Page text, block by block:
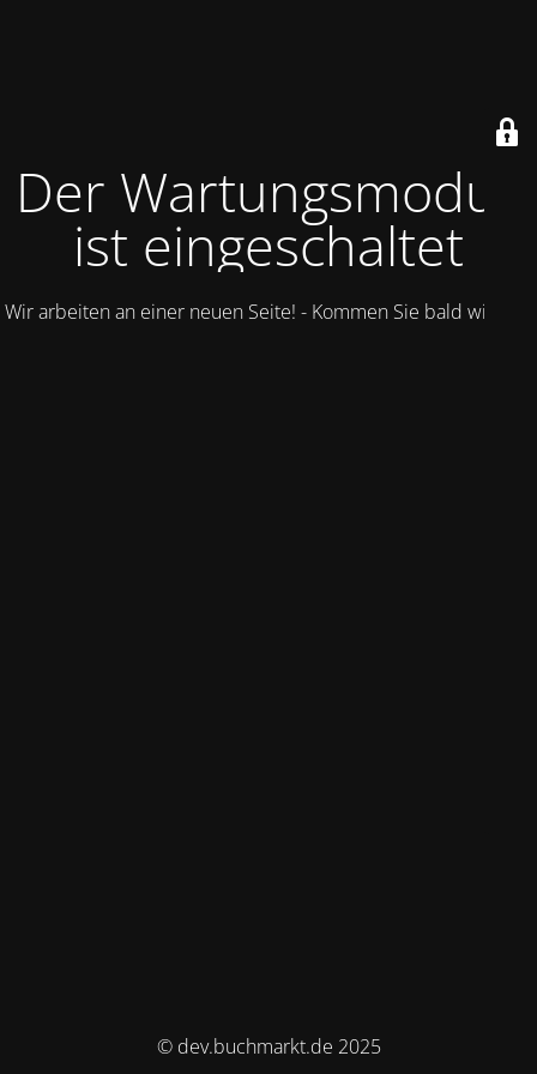
Der Wartungsmodus
ist eingeschaltet
Wir arbeiten an einer neuen Seite! - Kommen Sie bald wieder.
© dev.buchmarkt.de 2025